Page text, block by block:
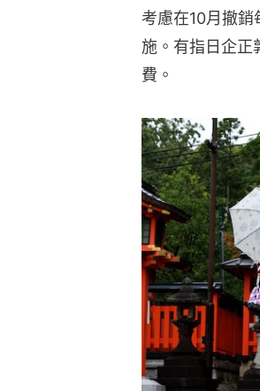
考慮在10月撤
施。有指日企正
費。